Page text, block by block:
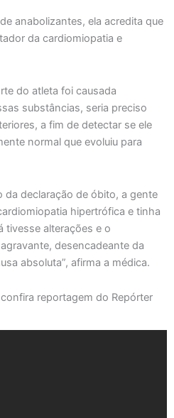
anabolizantes, ela acredita que
da cardiomiopatia e
do atleta foi causada
substâncias, seria preciso
a fim de detectar se ele
normal que evoluiu para
da declaração de óbito, a gente
hipertrófica e tinha
tivesse alterações e o
desencadeante da
absoluta”, afirma a médica.
reportagem do Repórter